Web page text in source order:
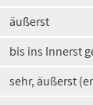
äußerst
bis ins Innerst
sehr, äußerst